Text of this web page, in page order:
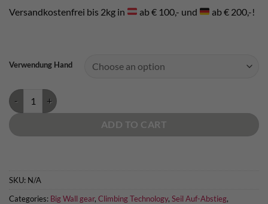
Versandkostenfrei bis 2kg in ab € 100,- und ab € 200,-!
Verwendung Hand
Climbing Technology Quick Up Steigklemme quantity
ADD TO CART
SKU: N/A
Categories: Big Wall gear, Climbing Technology, Seil Auf-Abstieg,